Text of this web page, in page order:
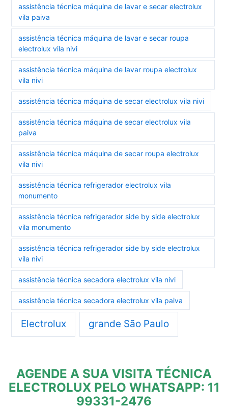
assistência técnica máquina de lavar e secar electrolux
vila paiva
assistência técnica máquina de lavar e secar roupa
electrolux vila nivi
assistência técnica máquina de lavar roupa electrolux
vila nivi
assistência técnica máquina de secar electrolux vila nivi
assistência técnica máquina de secar electrolux vila
paiva
assistência técnica máquina de secar roupa electrolux
vila nivi
assistência técnica refrigerador electrolux vila
monumento
assistência técnica refrigerador side by side electrolux
vila monumento
assistência técnica refrigerador side by side electrolux
vila nivi
assistência técnica secadora electrolux vila nivi
assistência técnica secadora electrolux vila paiva
Electrolux grande São Paulo
AGENDE A SUA VISITA TÉCNICA
ELECTROLUX PELO WHATSAPP: 11
99331-2476